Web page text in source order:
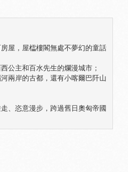
屋，屋櫺樓閣無處不夢幻的童話
公主和百水先生的爛漫城市；
兩岸的古都，還有小喀爾巴阡山
、恣意漫步，跨過舊日奧匈帝國